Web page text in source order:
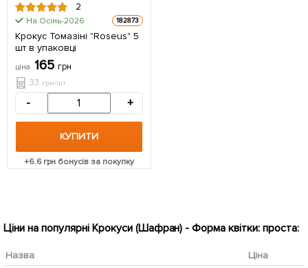
ЦІНА ЗА
5шт
2
На Осінь-2026 182873
Крокус Томазіні "Roseus" 5
шт в упаковці
ціна 165 грн
33 грн/шт
- +
КУПИТИ
+6.6грн бонусів за покупку
Ціни на популярні Крокуси (Шафран) - Форма квітки: проста:
Назва
Ціна